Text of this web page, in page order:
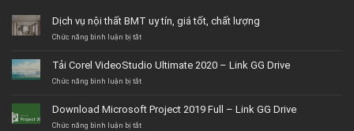
Dịch vụ nội thất BMT uy tín, giá tốt, chất lượng
Chức năng bình luận bị tắtở
nội
thất
tín,
giá
Tải Corel VideoStudio Ultimate 2020 – Link GG Drive
Chức năng bình luận bị tắtở
VideoStudio
Ultimate
Download Microsoft Project 2019 Full – Link GG Drive
Chức năng bình luận bị tắtở